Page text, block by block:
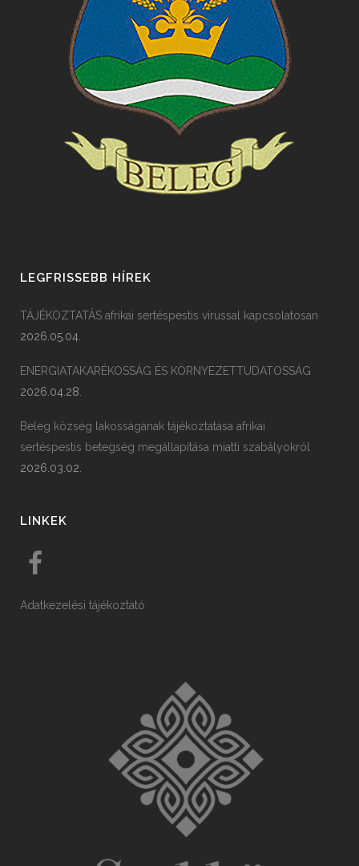
LEGFRISSEBB HÍREK
TÁJÉKOZTATÁS afrikai sertéspestis vírussal kapcsolatosan
2026.05.04.
ENERGIATAKARÉKOSSÁG ÉS KÖRNYEZETTUDATOSSÁG
2026.04.28.
Beleg község lakosságának tájékoztatása afrikai
sertéspestis betegség megállapítása miatti szabályokról
2026.03.02.
LINKEK
Adatkezelési tájékoztató